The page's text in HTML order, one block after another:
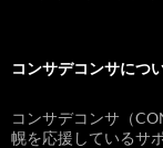
コンサデコンサにつ
コンサデコンサ（
幌を応援しているサ